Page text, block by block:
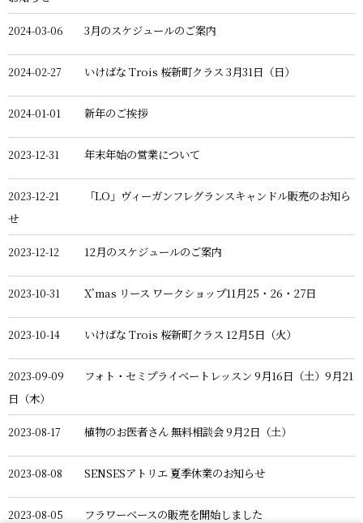
2024-03-06 3月のスケジュールのご案内
2024-02-27 いけばな Trois 桜新町クラス 3月31日（日）
2024-01-01 新年のご挨拶
2023-12-31 年末年始の営業について
2023-12-21
「LO」ヴィーガンフレグランスキャンドル販売のお知ら
せ
2023-12-12 12月のスケジュールのご案内
2023-10-31 X’mas リース ワークショップ11月25・26・27日
2023-10-14 いけばな Trois 桜新町クラス 12月5日（火）
2023-09-09
フォト・セミプライベートレッスン 9月16日（土）9月21
日（木）
2023-08-17 植物のお医者さん 無料相談会 9月2日（土）
2023-08-08 SENSESアトリエ 夏季休業のお知らせ
2023-08-05 フラワーベースの販売を開始しました